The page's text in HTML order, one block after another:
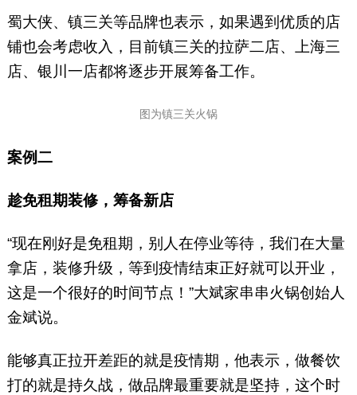
蜀大侠、镇三关等品牌也表示，如果遇到优质的店
铺也会考虑收入，目前镇三关的拉萨二店、上海三
店、银川一店都将逐步开展筹备工作。
图为镇三关火锅
案例二
趁免租期装修，筹备新店
“现在刚好是免租期，别人在停业等待，我们在大量
拿店，装修升级，等到疫情结束正好就可以开业，
这是一个很好的时间节点！”大斌家串串火锅创始人
金斌说。
能够真正拉开差距的就是疫情期，他表示，做餐饮
打的就是持久战，做品牌最重要就是坚持，这个时